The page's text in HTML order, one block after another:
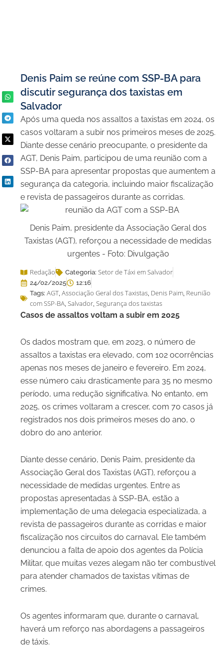
Denis Paim se reúne com SSP-BA para
discutir segurança dos taxistas em
Salvador
Após uma queda nos assaltos a taxistas em 2024, os
casos voltaram a subir nos primeiros meses de 2025.
Diante desse cenário preocupante, o presidente da
AGT, Denis Paim, participou de uma reunião com a
SSP-BA para apresentar propostas que aumentem a
segurança da categoria, incluindo maior fiscalização
e revista de passageiros durante as corridas.
Denis Paim, presidente da Associação Geral dos
Taxistas (AGT), reforçou a necessidade de medidas
urgentes - Foto: Divulgação
Redação Categoria:Setor de Táxi em Salvador
24/02/2025
12:16
Tags:AGT,Associação Geral dos Taxistas, Denis Paim, Reunião
com SSP-BA,Salvador,Segurança dos taxistas
Casos de assaltos voltam a subir em 2025
Os dados mostram que, em 2023, o número de
assaltos a taxistas era elevado, com 102 ocorrências
apenas nos meses de janeiro e fevereiro. Em 2024,
esse número caiu drasticamente para 35 no mesmo
período, uma redução significativa. No entanto, em
2025, os crimes voltaram a crescer, com 70 casos já
registrados nos dois primeiros meses do ano, o
dobro do ano anterior.
Diante desse cenário, Denis Paim, presidente da
Associação Geral dos Taxistas (AGT), reforçou a
necessidade de medidas urgentes. Entre as
propostas apresentadas à SSP-BA, estão a
implementação de uma delegacia especializada, a
revista de passageiros durante as corridas e maior
fiscalização nos circuitos do carnaval. Ele também
denunciou a falta de apoio dos agentes da Polícia
Militar, que muitas vezes alegam não ter combustível
para atender chamados de taxistas vítimas de
crimes.
Os agentes informaram que, durante o carnaval,
haverá um reforço nas abordagens a passageiros
de táxis.